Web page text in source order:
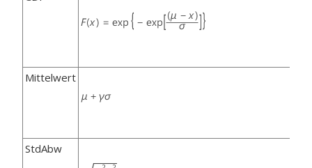
Mittelwert
StdAbw